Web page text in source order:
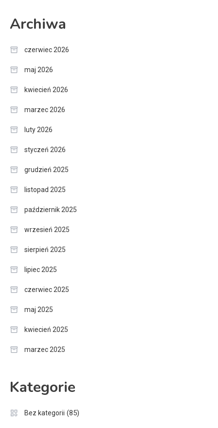
Archiwa
czerwiec 2026
maj 2026
kwiecień 2026
marzec 2026
luty 2026
styczeń 2026
grudzień 2025
listopad 2025
październik 2025
wrzesień 2025
sierpień 2025
lipiec 2025
czerwiec 2025
maj 2025
kwiecień 2025
marzec 2025
Kategorie
Bez kategorii (85)